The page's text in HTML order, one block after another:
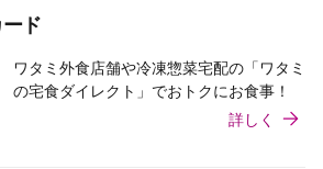
ド
ワタミ外食店舗や冷凍惣菜宅配の「ワタミ
の宅食ダイレクト」でおトクにお食事！
詳しく